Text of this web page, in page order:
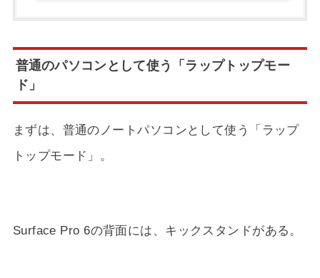
普通のパソコンとして使う「ラップトップモー
ド」
まずは、普通のノートパソコンとして使う「ラップ
トップモード」。
Surface Pro 6の背面には、キックスタンドがある。